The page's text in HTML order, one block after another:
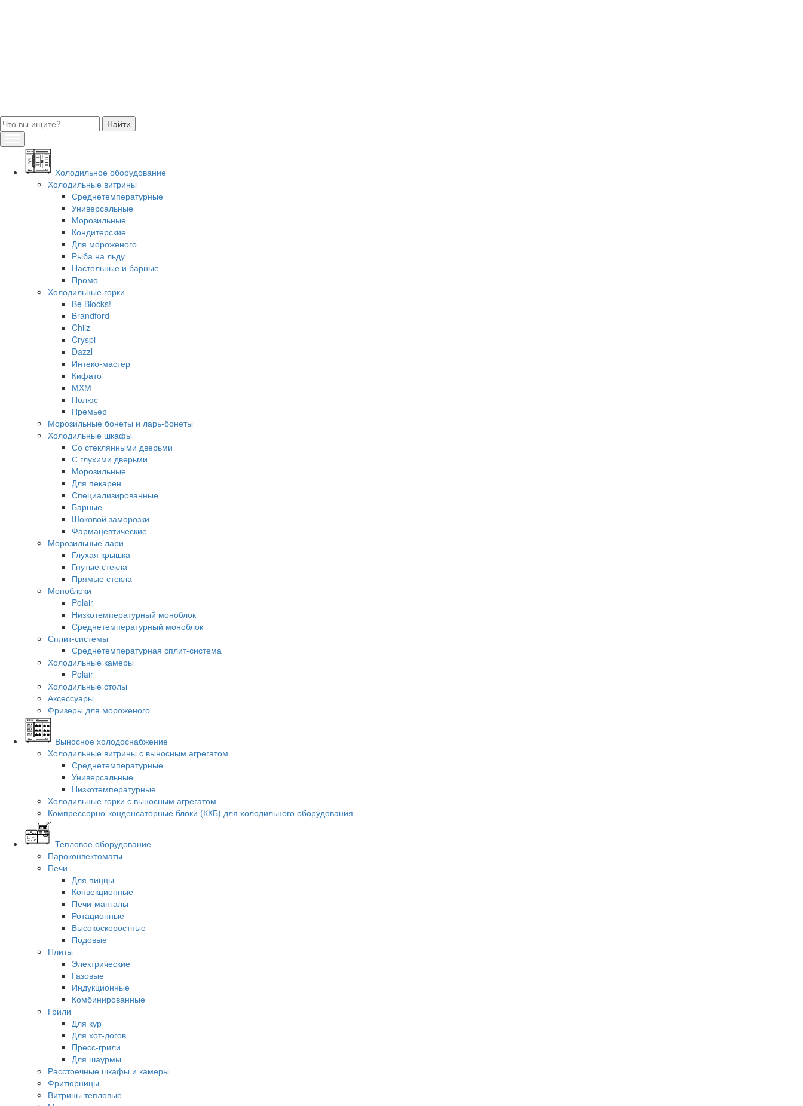
Холодильное оборудование
Холодильные витрины
Среднетемпературные
Универсальные
Морозильные
Кондитерские
Для мороженого
Рыба на льду
Настольные и барные
Промо
Холодильные горки
Be Blocks!
Brandford
Chilz
Cryspi
Dazzl
Интеко-мастер
Кифато
МХМ
Полюс
Премьер
Морозильные бонеты и ларь-бонеты
Холодильные шкафы
Со стеклянными дверьми
С глухими дверьми
Морозильные
Для пекарен
Специализированные
Барные
Шоковой заморозки
Фармацевтические
Морозильные лари
Глухая крышка
Гнутые стекла
Прямые стекла
Моноблоки
Polair
Низкотемпературный моноблок
Среднетемпературный моноблок
Сплит-системы
Среднетемпературная сплит-система
Холодильные камеры
Polair
Холодильные столы
Аксессуары
Фризеры для мороженого
Выносное холодоснабжение
Холодильные витрины с выносным агрегатом
Среднетемпературные
Универсальные
Низкотемпературные
Холодильные горки с выносным агрегатом
Компрессорно-конденсаторные блоки (ККБ) для холодильного оборудования
Тепловое оборудование
Пароконвектоматы
Печи
Для пиццы
Конвекционные
Печи-мангалы
Ротационные
Высокоскоростные
Подовые
Плиты
Электрические
Газовые
Индукционные
Комбинированные
Грили
Для кур
Для хот-догов
Пресс-грили
Для шаурмы
Расстоечные шкафы и камеры
Фритюрницы
Витрины тепловые